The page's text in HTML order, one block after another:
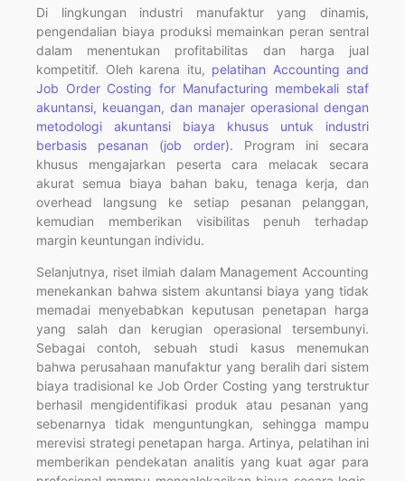
Di lingkungan industri manufaktur yang dinamis,
pengendalian biaya produksi memainkan peran sentral
dalam menentukan profitabilitas dan harga jual
kompetitif. Oleh karena itu, pelatihan Accounting and
Job Order Costing for Manufacturing membekali staf
akuntansi, keuangan, dan manajer operasional dengan
metodologi akuntansi biaya khusus untuk industri
berbasis pesanan (job order). Program ini secara
khusus mengajarkan peserta cara melacak secara
akurat semua biaya bahan baku, tenaga kerja, dan
overhead langsung ke setiap pesanan pelanggan,
kemudian memberikan visibilitas penuh terhadap
margin keuntungan individu.
Selanjutnya, riset ilmiah dalam Management Accounting
menekankan bahwa sistem akuntansi biaya yang tidak
memadai menyebabkan keputusan penetapan harga
yang salah dan kerugian operasional tersembunyi.
Sebagai contoh, sebuah studi kasus menemukan
bahwa perusahaan manufaktur yang beralih dari sistem
biaya tradisional ke Job Order Costing yang terstruktur
berhasil mengidentifikasi produk atau pesanan yang
sebenarnya tidak menguntungkan, sehingga mampu
merevisi strategi penetapan harga. Artinya, pelatihan ini
memberikan pendekatan analitis yang kuat agar para